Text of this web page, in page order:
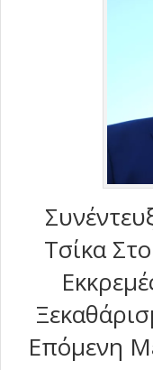
Τσίκα
Επόμενη